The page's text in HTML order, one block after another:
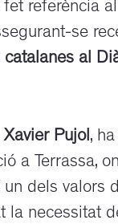
referència
se
al
Xavier Pujol,
a Terrassa,
dels valors
la necessitat